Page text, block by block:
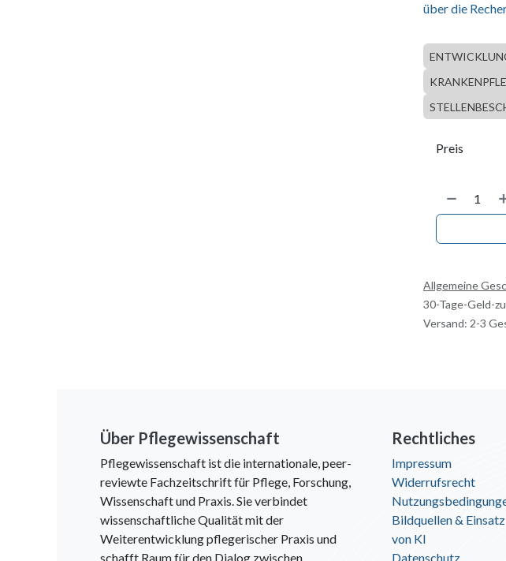
über die
Preis
Allgemeine
30-Tage-Geld-
Versand: 2-3
Über Pflegewissenschaft
Pflegewissenschaft ist die internationale, peer-
reviewte Fachzeitschrift für Pflege, Forschung,
Wissenschaft und Praxis. Sie verbindet
wissenschaftliche Qualität mit der
Weiterentwicklung pflegerischer Praxis und
schafft Raum für den Dialog zwischen
Rechtliches
Impressum
Widerrufsrecht
Bildquellen & Einsatz
von KI
Datenschutz